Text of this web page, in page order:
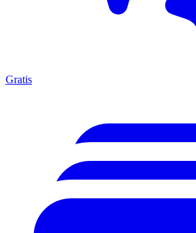
Gratis